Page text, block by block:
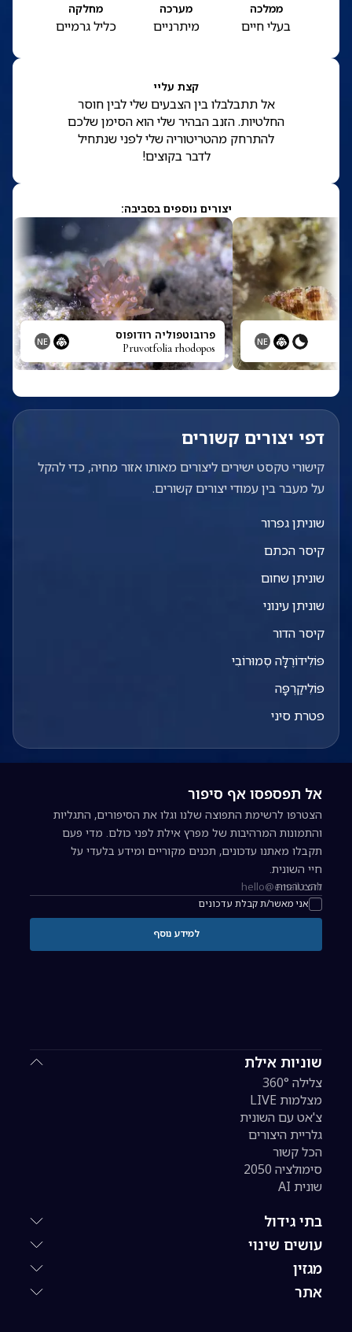
ממלכה
בעלי חיים
מערכה
מיתרניים
מחלקה
כליל גרמיים
קצת עליי
אל תתבלבלו בין הצבעים שלי לבין חוסר
החלטיות. הזנב הבהיר שלי הוא הסימן שלכם
להתרחק מהטריטוריה שלי לפני שנתחיל
לדבר בקוצים!
יצורים נוספים בסביבה:
NE פרובוטפוליה רודופוס
Pruvotfolia rhodopos
NE
דפי יצורים קשורים
קישורי טקסט ישירים ליצורים מאותו אזור מחיה, כדי להקל
על מעבר בין עמודי יצורים קשורים.
שוניתן גפרור
קיסר הכתם
שוניתן שחום
שוניתן עינוני
קיסר הדור
פּוֹלִידוֹרֶלָּה סְמוּרוֹבִי
פּוֹלִיקַרְפָּה
פטרת סיני
שוניות אילת
צלילה 360°
מצלמות LIVE
צ'אט עם השונית
גלריית היצורים
הכל קשור
סימולציה 2050
שונית AI
בתי גידול
עושים שינוי
מגזין
אתר
אל תפספסו אף סיפור
הצטרפו לרשימת התפוצה שלנו וגלו את הסיפורים, התגליות
והתמונות המרהיבות של מפרץ אילת לפני כולם. מדי פעם
תקבלו מאתנו עדכונים, תכנים מקוריים ומידע בלעדי על
חיי השונית.
כתובת אימייל להרשמה לניוזלטר
אני מאשר/ת קבלת עדכונים
להצטרפות
למידע נוסף